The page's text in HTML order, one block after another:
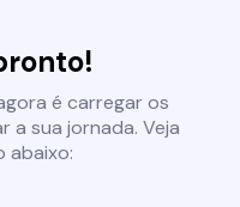
é carregar os
a sua jornada. Veja
abaixo: